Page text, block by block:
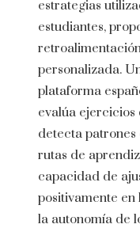
estrategias
estudiantes,
personalizada.
plataforma
evalúa
detecta
rutas de
capacidad de
positivamente
la autonomía de